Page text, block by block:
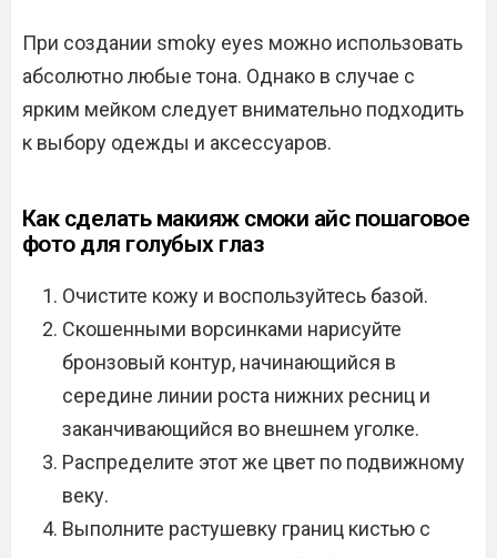
При создании smoky eyes можно использовать
абсолютно любые тона. Однако в случае с
ярким мейком следует внимательно подходить
к выбору одежды и аксессуаров.
Как сделать макияж смоки айс пошаговое
фото для голубых глаз
Очистите кожу и воспользуйтесь базой.
Скошенными ворсинками нарисуйте
бронзовый контур, начинающийся в
середине линии роста нижних ресниц и
заканчивающийся во внешнем уголке.
Распределите этот же цвет по подвижному
веку.
Выполните растушевку границ кистью с